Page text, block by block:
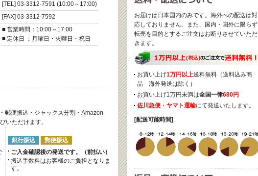
[TEL] 03-3312-7591 (10:00～17:00)
[FAX] 03-3312-7592
■ 営業時間：10:00～17:00
■ 定休日 ：月曜日・火曜日・祝日
郵便振込・ジャックス分割・Amazon
いただけます。
銀行振込
郵便振込
ご入金確認後の発送です。（前払い）
振込手数料はお客様のご負担となりま
す。
お届けは日本国内のみです。海外への配送は対
応しておりません。また、国内・国外に限らず
転売を目的とするご注文はお断りさせていただ
きます。
お買い上げ1万円以上送料無料（送料込み商
品 海外発送は除く）
お買い上げ1万円未満は全国一律680円
佐川急便 ・ ヤマト運輸にて発送いたします。
[配送可能時間]